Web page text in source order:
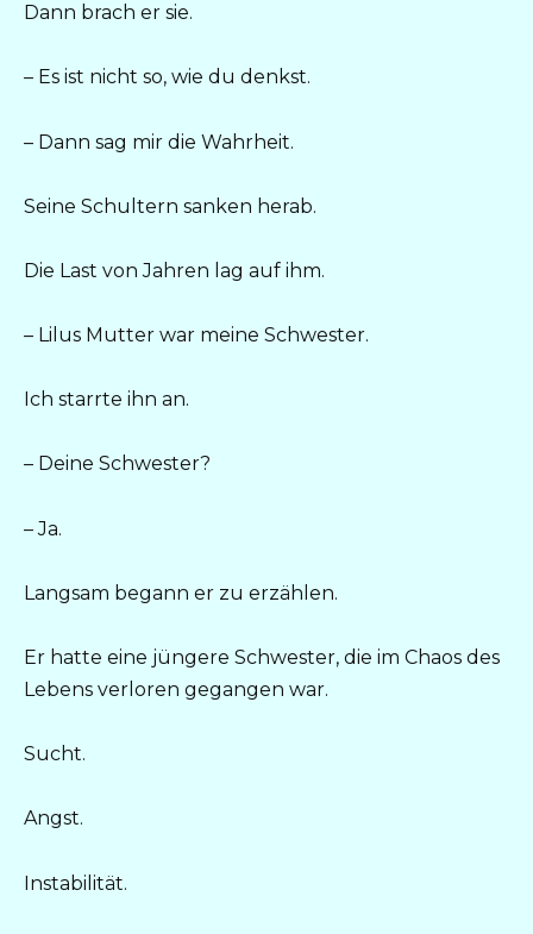
Dann brach er sie.
– Es ist nicht so, wie du denkst.
– Dann sag mir die Wahrheit.
Seine Schultern sanken herab.
Die Last von Jahren lag auf ihm.
– Lilus Mutter war meine Schwester.
Ich starrte ihn an.
– Deine Schwester?
– Ja.
Langsam begann er zu erzählen.
Er hatte eine jüngere Schwester, die im Chaos des
Lebens verloren gegangen war.
Sucht.
Angst.
Instabilität.